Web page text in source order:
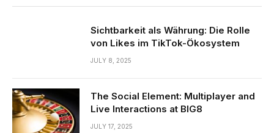
Sichtbarkeit als Währung: Die Rolle
von Likes im TikTok-Ökosystem
JULY 8, 2025
The Social Element: Multiplayer and
Live Interactions at BIG8
JULY 17, 2025